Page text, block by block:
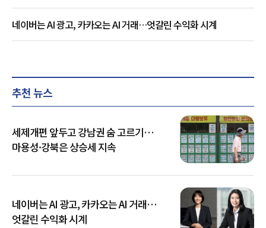
네이버는 AI 광고, 카카오는 AI 거래…엇갈린 수익화 시계
추천 뉴스
세제개편 앞두고 강남권 숨 고르기…
마용성·강북은 상승세 지속
네이버는 AI 광고, 카카오는 AI 거래…
엇갈린 수익화 시계